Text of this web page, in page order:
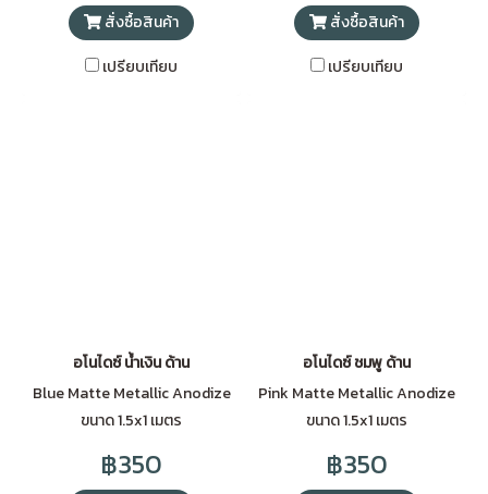
สั่งซื้อสินค้า
เปรียบเทียบ
สั่งซื้อสินค้า
เปรียบเทียบ
อโนไดซ์ น้ำเงิน ด้าน
Blue Matte Metallic Anodize
ขนาด 1.5x1 เมตร
฿350
อโนไดซ์ ชมพู ด้าน
Pink Matte Metallic Anodize
ขนาด 1.5x1 เมตร
฿350